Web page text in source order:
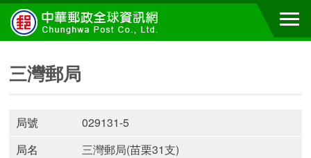
三灣郵局
局號
029131-5
局名
三灣郵局(苗栗31支)